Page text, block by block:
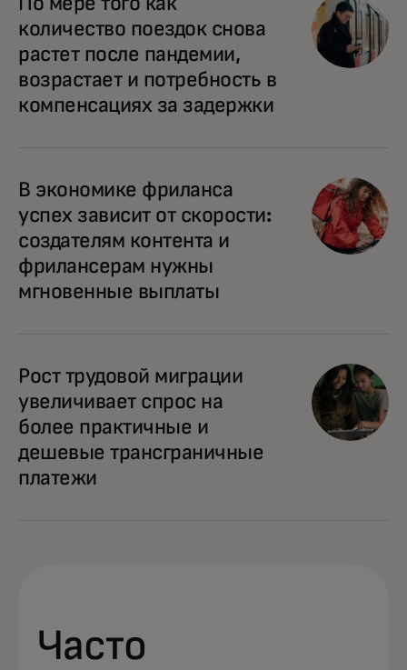
количество поездок снова
растет после пандемии,
возрастает и потребность в
компенсациях за задержки
В экономике фриланса
успех зависит от скорости:
создателям контента и
фрилансерам нужны
мгновенные выплаты
Рост трудовой миграции
увеличивает спрос на
более практичные и
дешевые трансграничные
платежи
Часто